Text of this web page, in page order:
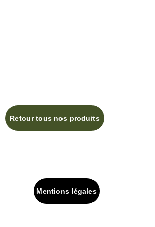
Retour tous nos produits
Mentions légales